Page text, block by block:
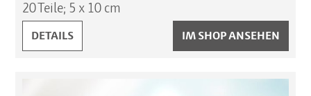
20 Teile; 5 x 10 cm
BILDERSCHLANGE, LEGESPIEL:
DETAILS IM SHOP ANSEHEN